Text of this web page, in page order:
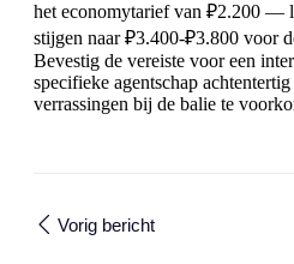
het economytarief van ₽2.200 —
stijgen naar ₽3.400-₽3.800 voor
Bevestig de vereiste voor een
specifieke agentschap
verrassingen bij de balie te
Vorig bericht